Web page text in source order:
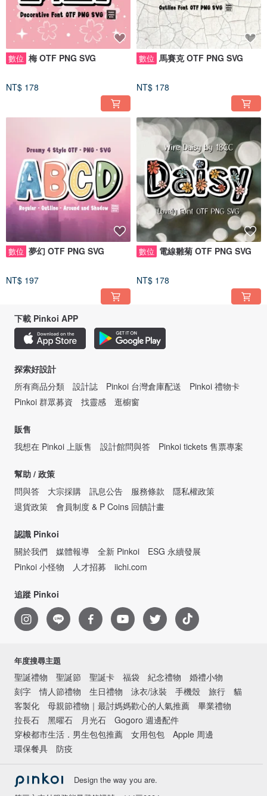
數位 梅 OTF PNG SVG
NT$ 178
數位 馬賽克 OTF PNG SVG
NT$ 178
數位 夢幻 OTF PNG SVG
NT$ 197
數位 電線雛菊 OTF PNG SVG
NT$ 178
下載 Pinkoi APP
探索好設計
所有商品分類
設計誌 Pinkoi 台灣倉庫配送
Pinkoi 禮物卡
Pinkoi 群眾募資
找靈感 逛櫥窗
販售
我想在 Pinkoi 上販售
設計館問與答 Pinkoi tickets 售票專案
幫助 / 政策
問與答
大宗採購 訊息公告 服務條款
隱私權政策
退貨政策
會員制度 & P Coins 回饋計畫
認識 Pinkoi
關於我們
媒體報導 全新 Pinkoi
ESG 永續發展
Pinkoi 小怪物
人才招募 iichi.com
追蹤 Pinkoi
年度搜尋主題
聖誕禮物 聖誕節 聖誕卡 福袋 紀念禮物
婚禮小物
刻字
情人節禮物 生日禮物 泳衣/泳裝 手機殼 旅行
貓
客製化
母親節禮物｜最討媽媽歡心的人氣推薦
畢業禮物
拉長石
黑曜石 月光石
Gogoro 週邊配件
穿梭都市生活．男生包包推薦
女用包包
Apple 周邊
環保餐具
防疫
Design the way you are.